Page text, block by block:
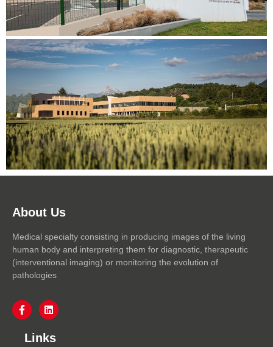
About Us
Medical specialty consisting in producing images of the living
human body and interpreting them for diagnostic, therapeutic
(interventional imaging) or monitoring the evolution of
pathologies
Links